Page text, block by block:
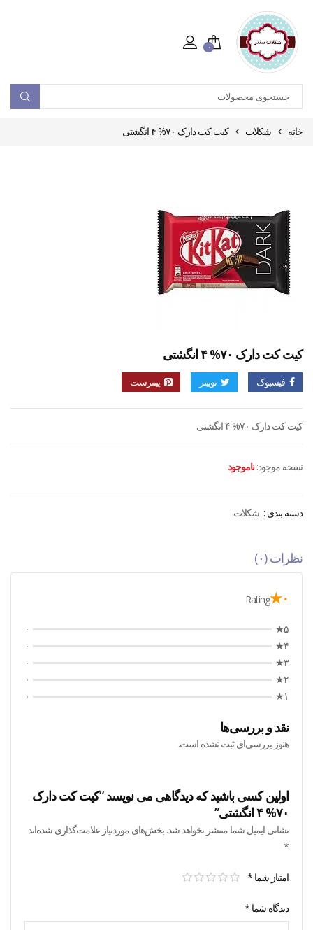
۰
خانه شکلات کیت کت دارک ۷۰% ۴ انگشتی
کیت کت دارک ۷۰% ۴ انگشتی
فیسبوک توییتر پینترست
کیت کت دارک ۷۰% ۴ انگشتی
نسخه موجود: ناموجود
دسته بندی : شکلات
نظرات (۰)
۰★ Rating
۵★
۰
۴★
۰
۳★
۰
۲★
۰
۱★
۰
نقد و بررسی‌ها
هنوز بررسی‌ای ثبت نشده است.
اولین کسی باشید که دیدگاهی می نویسد “کیت کت دارک
۷۰% ۴ انگشتی”
نشانی ایمیل شما منتشر نخواهد شد. بخش‌های موردنیاز علامت‌گذاری شده‌اند
*
امتیاز شما *
دیدگاه شما *